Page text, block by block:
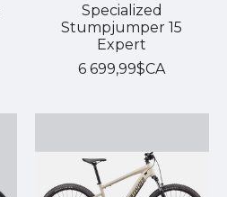
Specialized
Stumpjumper 15
Expert
6 699,99$CA